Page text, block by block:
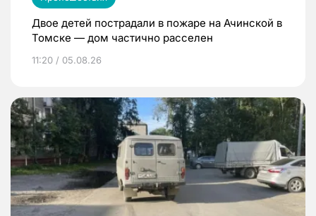
Двое детей пострадали в пожаре на Ачинской в
Томске — дом частично расселен
11:20 / 05.08.26